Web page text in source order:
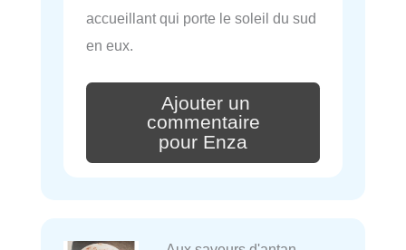
accueillant qui porte le soleil du sud
en eux.
Ajouter un
commentaire
pour Enza